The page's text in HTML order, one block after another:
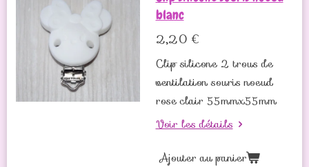
blanc
2,20 €
Clip silicone 2 trous de
ventilation souris noeud
rose clair 55mmx55mm
Voir les détails
Ajouter au panier